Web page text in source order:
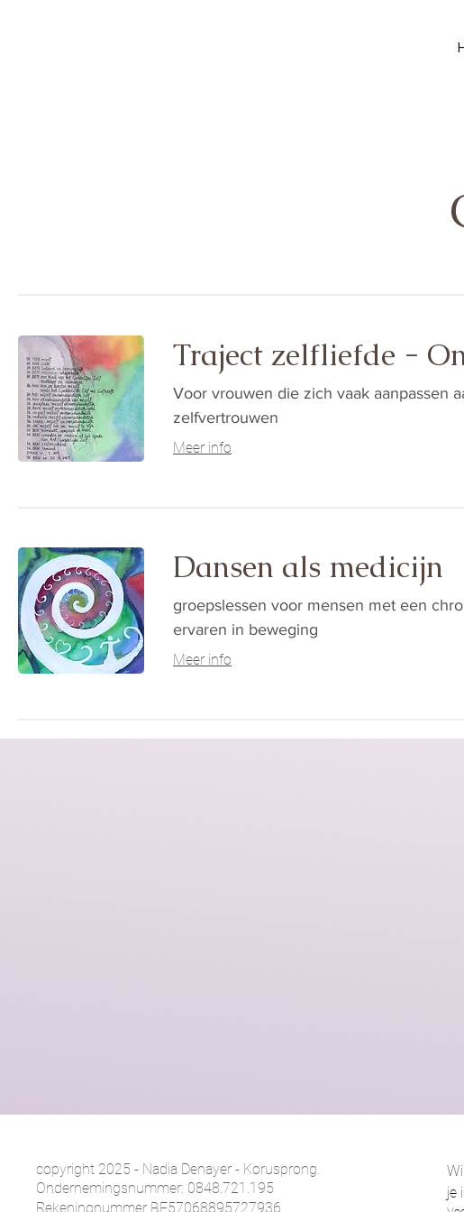
Traject zelfliefde -
Voor vrouwen die zich vaak aanpassen
zelfvertrouwen
Meer info
Dansen als medicijn
groepslessen voor mensen met een
ervaren in beweging
Meer info
​copyright 2025 - Nadia Denayer - Korusprong.
Ondernemingsnummer: 0848.721.195
Rekeningnummer BE57068895727936
je